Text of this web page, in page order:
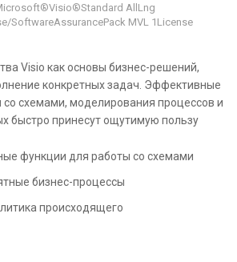
AllLng
SoftwareAssurancePack MVL 1License
Visio как основы бизнес-решений,
конкретных задач. Эффективные
схемами, моделирования процессов и
быстро принесут ощутимую пользу
функции для работы со схемами
бизнес-процессы
происходящего